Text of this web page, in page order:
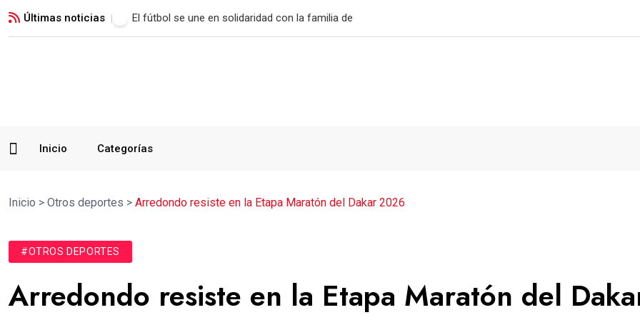
Últimas noticias Malacateco rescata un empate con polémico penal ante Xelajú MC
Inicio Categorías
Inicio > Otros deportes > Arredondo resiste en la Etapa Maratón del Dakar 2026
#OTROS DEPORTES
Arredondo resiste en la Etapa Maratón del